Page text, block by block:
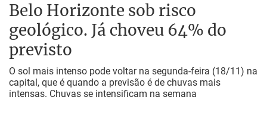
Belo Horizonte sob risco
geológico. Já choveu 64% do
previsto
O sol mais intenso pode voltar na segunda-feira (18/11) na
capital, que é quando a previsão é de chuvas mais
intensas. Chuvas se intensificam na semana